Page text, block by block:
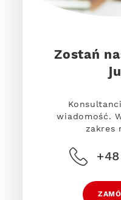
Zostań
wiadomość.
zakres